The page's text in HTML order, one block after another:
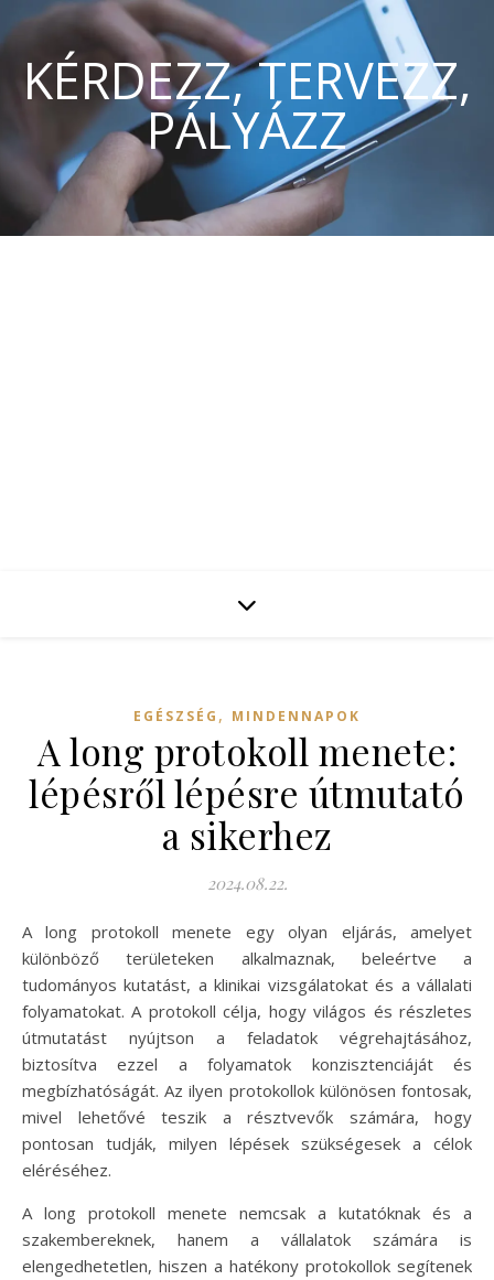
KÉRDEZZ, TERVEZZ,
PÁLYÁZZ
EGÉSZSÉG , MINDENNAPOK
A long protokoll menete:
lépésről lépésre útmutató
a sikerhez
2024.08.22.
A long protokoll menete egy olyan eljárás, amelyet
különböző területeken alkalmaznak, beleértve a
tudományos kutatást, a klinikai vizsgálatokat és a vállalati
folyamatokat. A protokoll célja, hogy világos és részletes
útmutatást nyújtson a feladatok végrehajtásához,
biztosítva ezzel a folyamatok konzisztenciáját és
megbízhatóságát. Az ilyen protokollok különösen fontosak,
mivel lehetővé teszik a résztvevők számára, hogy
pontosan tudják, milyen lépések szükségesek a célok
eléréséhez.
A long protokoll menete nemcsak a kutatóknak és a
szakembereknek, hanem a vállalatok számára is
elengedhetetlen, hiszen a hatékony protokollok segítenek